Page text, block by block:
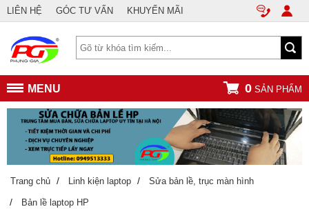
LIÊN HỆ GÓC TƯ VẤN KHUYẾN MÃI
MENU 0 SẢN PHẨM
Trang chủ / Linh kiện laptop / Sửa bản lề, trục màn hình
/ Bản lề laptop HP